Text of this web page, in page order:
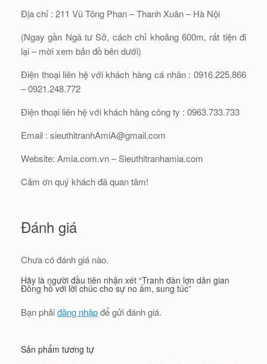
Địa chỉ : 211 Vũ Tông Phan – Thanh Xuân – Hà Nội
(Ngay gần Ngã tư Sở, cách chỉ khoảng 600m, rất tiện đi
lại – mời xem bản đồ bên dưới)
Điện thoại liên hệ với khách hàng cá nhân : 0916.225.866
– 0921.248.772
Điện thoại liên hệ với khách hàng công ty : 0963.733.733
Email : sieuthitranhAmiA@gmail.com
Website: Amia.com.vn – Sieuthitranhamia.com
Cảm ơn quý khách đã quan tâm!
Đánh giá
Chưa có đánh giá nào.
Hãy là người đầu tiên nhận xét “Tranh đàn lợn dân gian
Đông hồ với lời chúc cho sự no ấm, sung túc”
Bạn phảiđăng nhậpđể gửi đánh giá.
Sản phẩm tương tự